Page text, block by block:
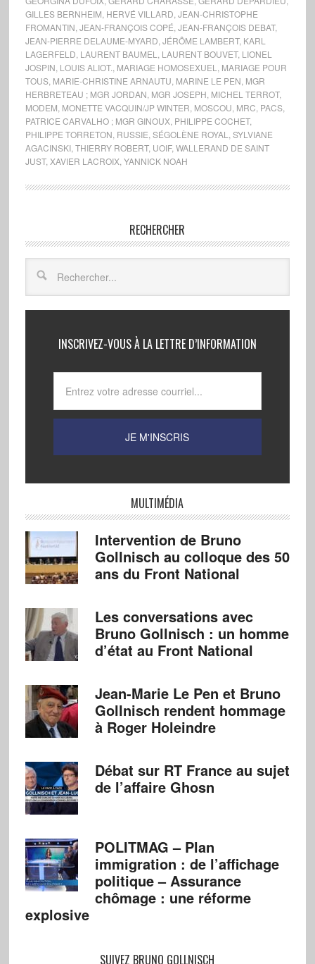
GILLES BERNHEIM HERVÉ VILLARD JEAN-CHRISTOPHE
FROMANTIN JEAN-FRANÇOIS COPÉ JEAN-FRANÇOIS DEBAT,
JEAN-PIERRE DELAUME-MYARD JÉRÔME LAMBERT, KARL
LAGERFELD LAURENT BAUMEL LAURENT BOUVET, LIONEL
JOSPIN LOUIS ALIOT. MARIAGE HOMOSEXUEL
MARIAGE POUR
TOUS, MARIE-CHRISTINE ARNAUTU MARINE LE PEN MGR
HERBRETEAU ; MGR JORDAN MGR JOSEPH MICHEL TERROT,
MODEM MONETTE VACQUIN/JP WINTER MOSCOU MRC PACS,
PATRICE CARVALHO ; MGR GINOUX, PHILIPPE COCHET,
PHILIPPE TORRETON RUSSIE SÉGOLÈNE ROYAL
SYLVIANE
AGACINSKI, THIERRY ROBERT, UOIF, WALLERAND DE SAINT
JUST, XAVIER LACROIX, YANNICK NOAH
RECHERCHER
INSCRIVEZ-VOUS À LA LETTRE D’INFORMATION
MULTIMÉDIA
Intervention de Bruno
Gollnisch au colloque des 50
ans du Front National
Les conversations avec
Bruno Gollnisch : un homme
d’état au Front National
Jean-Marie Le Pen et Bruno
Gollnisch rendent hommage
à Roger Holeindre
Débat sur RT France au sujet
de l’affaire Ghosn
POLITMAG – Plan
immigration : de l’affichage
politique – Assurance
chômage : une réforme
explosive
SUIVEZ BRUNO GOLLNISCH